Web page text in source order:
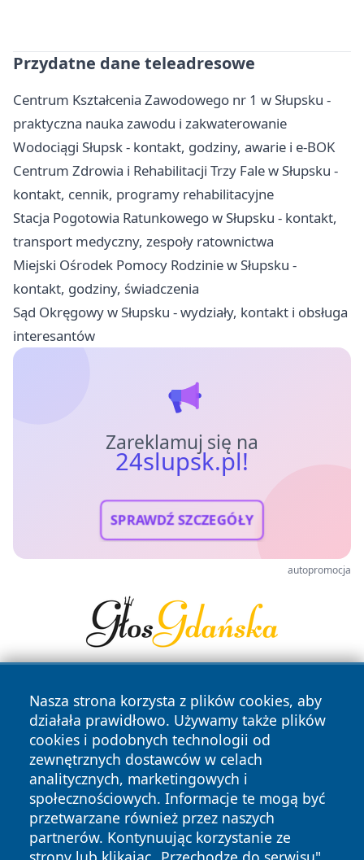
Przydatne dane teleadresowe
Centrum Kształcenia Zawodowego nr 1 w Słupsku -
praktyczna nauka zawodu i zakwaterowanie
Wodociągi Słupsk - kontakt, godziny, awarie i e-BOK
Centrum Zdrowia i Rehabilitacji Trzy Fale w Słupsku -
kontakt, cennik, programy rehabilitacyjne
Stacja Pogotowia Ratunkowego w Słupsku - kontakt,
transport medyczny, zespoły ratownictwa
Miejski Ośrodek Pomocy Rodzinie w Słupsku -
kontakt, godziny, świadczenia
Sąd Okręgowy w Słupsku - wydziały, kontakt i obsługa
interesantów
Zareklamuj się na
24slupsk.pl!
SPRAWDŹ SZCZEGÓŁY
autopromocja
Nasza strona korzysta z plików cookies, aby
działała prawidłowo. Używamy także plików
cookies i podobnych technologii od
zewnętrznych dostawców w celach
analitycznych, marketingowych i
społecznościowych. Informacje te mogą być
przetwarzane również przez naszych
partnerów. Kontynuując korzystanie ze
Copyright © 2026 24slupsk.pl Wszystkie prawa zastrzeżone.
News Autorzy
Polityka
Polityka